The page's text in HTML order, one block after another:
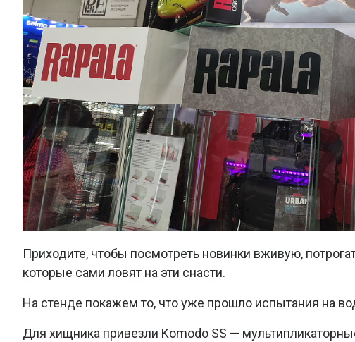
Приходите, чтобы посмотреть новинки вживую,
которые сами ловят на эти снасти.
На стенде покажем то, что уже прошло испытания на
Для хищника привезли Komodo SS —